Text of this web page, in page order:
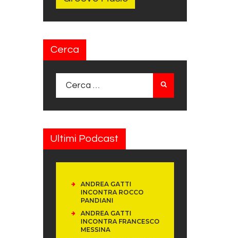
Cerca
Ultimi Podcast
ANDREA GATTI
INCONTRA ROCCO
PANDIANI
ANDREA GATTI
INCONTRA FRANCESCO
MESSINA